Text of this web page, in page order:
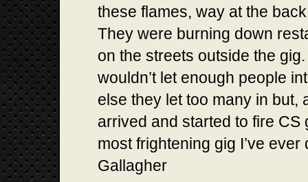
these flames, way at the
They were burning down
on the streets outside the
wouldn’t let enough people
else they let too many in but,
arrived and started to fire CS
most frightening gig I’ve
Gallagher